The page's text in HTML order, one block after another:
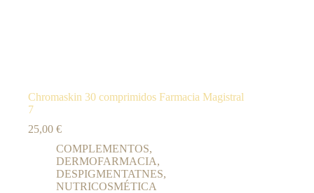
Chromaskin 30 comprimidos Farmacia Magistral
7
25,00 €
COMPLEMENTOS,
DERMOFARMACIA,
DESPIGMENTATNES,
NUTRICOSMÉTICA